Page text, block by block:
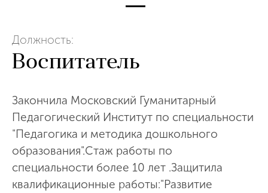
Должность:
Воспитатель
Закончила Московский Гуманитарный
Педагогический Институт по специальности
"Педагогика и методика дошкольного
образования".Стаж работы по
специальности более 10 лет .Защитила
квалификационные работы:"Развитие